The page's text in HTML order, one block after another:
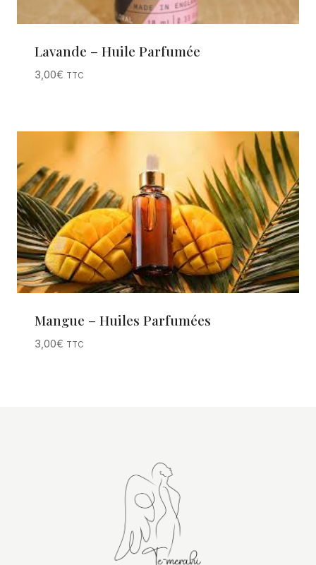
Lavande – Huile Parfumée
3,00€ TTC
Mangue – Huiles Parfumées
3,00€ TTC